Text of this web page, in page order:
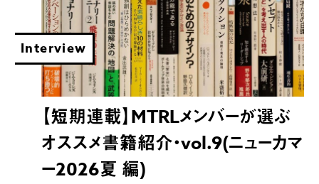
Interview
【短期連載】MTRLメンバーが選ぶ
オススメ書籍紹介・vol.9(ニューカマ
ー2026夏 編)